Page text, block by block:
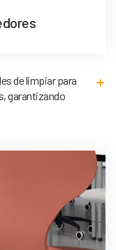
de limpiar para
garantizando